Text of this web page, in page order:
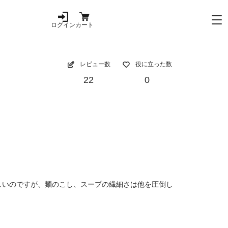
ログインカート
レビュー数
22
役に立った数
0
のですが、麺のこし、スープの繊細さは他を圧倒し